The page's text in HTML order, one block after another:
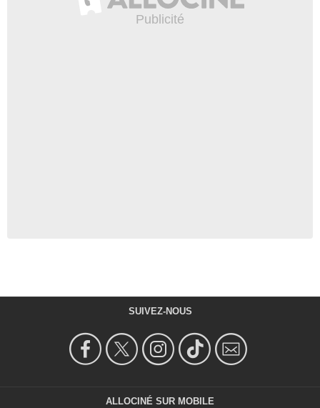
SUIVEZ-NOUS
ALLOCINÉ SUR MOBILE